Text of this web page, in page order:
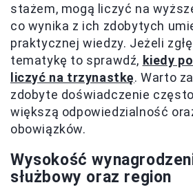
stażem, mogą liczyć na
co wynika z ich zdobytych
praktycznej wiedzy. Jeżeli
tematykę to sprawdź, kiedy
liczyć na trzynastkę. Warto
zdobyte doświadczenie
większą odpowiedzialność
obowiązków.
Wysokość
służbowy oraz region